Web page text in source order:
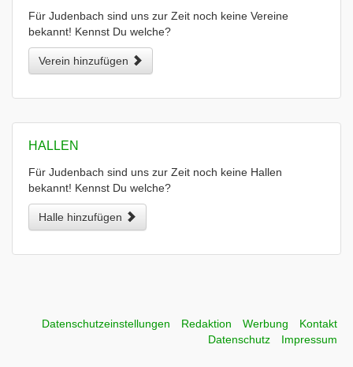
Für Judenbach sind uns zur Zeit noch keine Vereine
bekannt! Kennst Du welche?
Verein hinzufügen
HALLEN
Für Judenbach sind uns zur Zeit noch keine Hallen
bekannt! Kennst Du welche?
Halle hinzufügen
Datenschutzeinstellungen Redaktion Werbung
Kontakt
Datenschutz
Impressum